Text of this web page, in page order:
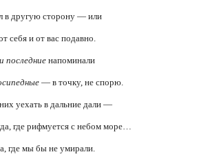
в другую сторону — или
себя и от вас подавно.
последниенапоминали
— в точку, не спорю.
уехать в дальние дали —
где рифмуется с небом море…
где мы бы не умирали.